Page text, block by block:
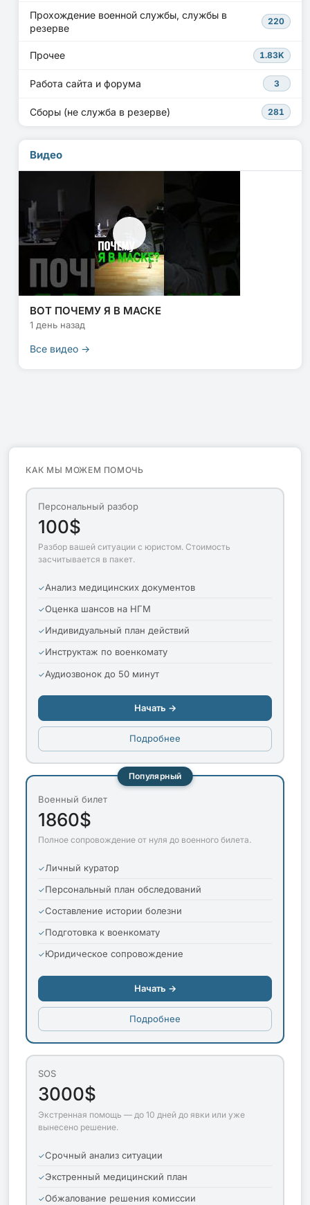
Прохождение военной службы, службы в
резерве
220
Прочее 1.83K
Работа сайта и форума 3
Сборы (не служба в резерве) 281
Видео
ВОТ ПОЧЕМУ Я В МАСКЕ
1 день назад
Все видео →
КАК МЫ МОЖЕМ ПОМОЧЬ
Персональный разбор
100$
Разбор вашей ситуации с юристом. Стоимость
засчитывается в пакет.
Анализ медицинских документов
Оценка шансов на НГМ
Индивидуальный план действий
Инструктаж по военкомату
Аудиозвонок до 50 минут
Начать →
Подробнее
Популярный
Военный билет
1860$
Полное сопровождение от нуля до военного билета.
Личный куратор
Персональный план обследований
Составление истории болезни
Подготовка к военкомату
Юридическое сопровождение
Начать →
Подробнее
SOS
3000$
Экстренная помощь — до 10 дней до явки или уже
вынесено решение.
Срочный анализ ситуации
Экстренный медицинский план
Обжалование решения комиссии